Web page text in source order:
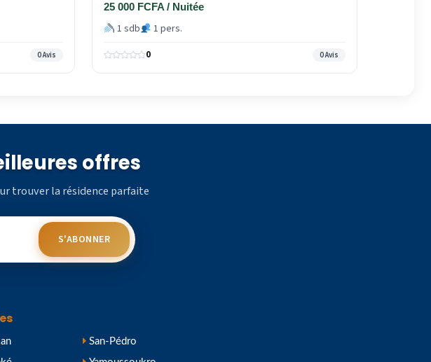
0 Avis
25 000 FCFA / Nuitée
1 sdb 1 pers.
0 0 Avis
offres
trouver la résidence parfaite
S'ABONNER
San-Pédro